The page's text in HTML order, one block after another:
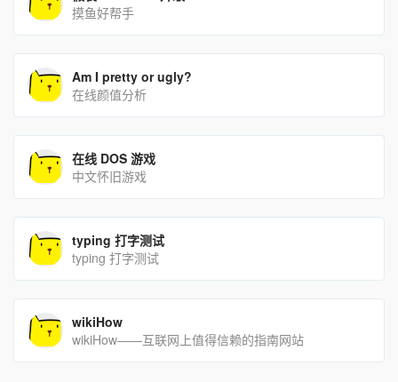
摸鱼好帮手
Am I pretty or ugly?
在线颜值分析
在线 DOS 游戏
中文怀旧游戏
typing 打字测试
typing 打字测试
wikiHow
wikiHow——互联网上值得信赖的指南网站